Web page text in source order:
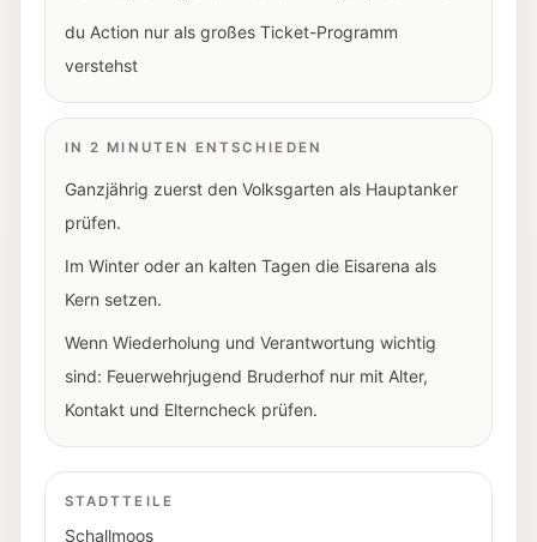
du Action nur als großes Ticket-Programm
verstehst
IN 2 MINUTEN ENTSCHIEDEN
Ganzjährig zuerst den Volksgarten als Hauptanker
prüfen.
Im Winter oder an kalten Tagen die Eisarena als
Kern setzen.
Wenn Wiederholung und Verantwortung wichtig
sind: Feuerwehrjugend Bruderhof nur mit Alter,
Kontakt und Elterncheck prüfen.
STADTTEILE
Schallmoos